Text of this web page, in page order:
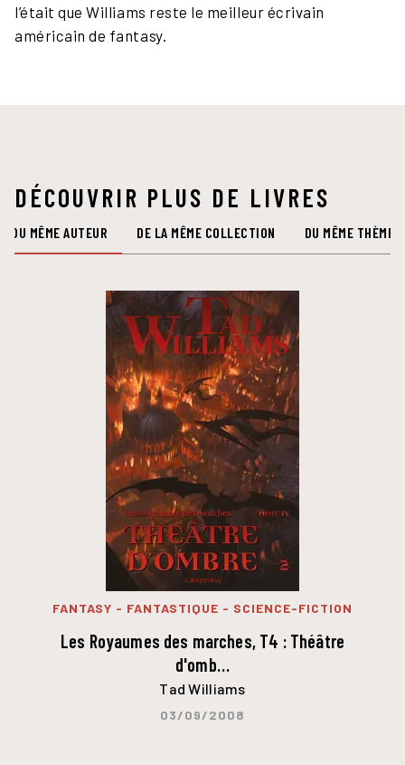
l’était que Williams reste le meilleur écrivain
américain de fantasy.
DÉCOUVRIR PLUS DE LIVRES
DU MÊME AUTEUR DE LA MÊME COLLECTION DU MÊME THÈME
FANTASY - FANTASTIQUE - SCIENCE-FICTION
Les Royaumes des marches, T4 : Théâtre
d'omb…
Tad Williams
03/09/2008